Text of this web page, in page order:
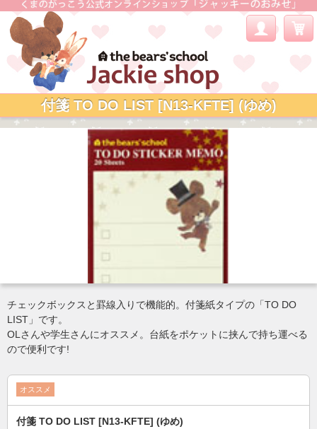
付箋 TO DO LIST [N13-KFTE] (ゆめ)
チェックボックスと罫線入りで機能的。付箋紙タイプの「TO DO
LIST」です。
OLさんや学生さんにオススメ。台紙をポケットに挟んで持ち運べる
ので便利です!
オススメ
付箋 TO DO LIST [N13-KFTE] (ゆめ)